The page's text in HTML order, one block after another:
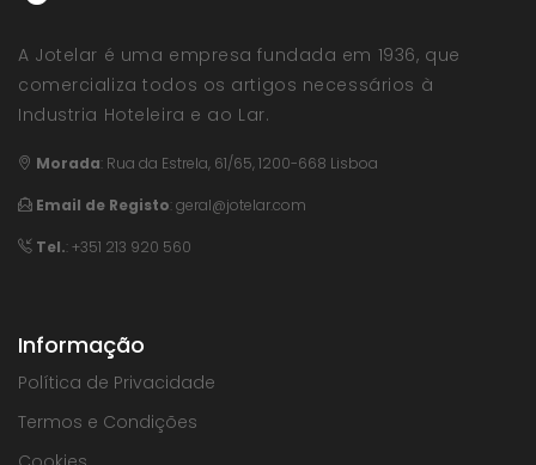
A Jotelar é uma empresa fundada em 1936, que
comercializa todos os artigos necessários à
Industria Hoteleira e ao Lar.
Morada: Rua da Estrela, 61/65, 1200-668 Lisboa
Email de Registo:geral@jotelar.com
Tel.: +351 213 920 560
Informação
Política de Privacidade
Termos e Condições